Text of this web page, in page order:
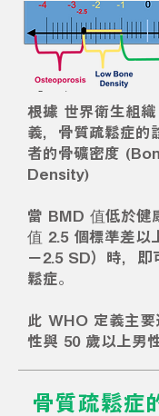
根據 世界衛生組
義，骨質疏鬆症的
者的骨礦密度
Density)
當 BMD 值低於健
值 2.5 個標準差以
−2.5 SD）時，即
鬆症。
此 WHO 定義主要
性與 50 歲以上男性
骨質疏鬆症